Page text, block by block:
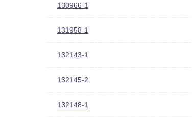
130966-1
131958-1
132143-1
132145-2
132148-1